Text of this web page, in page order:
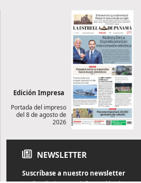
Edición Impresa
Portada del impreso
del 8 de agosto de
2026
NEWSLETTER
Suscríbase a nuestro newsletter